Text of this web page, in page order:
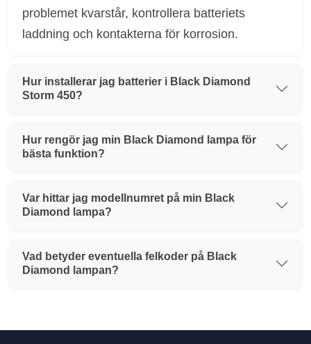
problemet kvarstår, kontrollera batteriets
laddning och kontakterna för korrosion.
Hur installerar jag batterier i Black Diamond
Storm 450?
Hur rengör jag min Black Diamond lampa för
bästa funktion?
Var hittar jag modellnumret på min Black
Diamond lampa?
Vad betyder eventuella felkoder på Black
Diamond lampan?